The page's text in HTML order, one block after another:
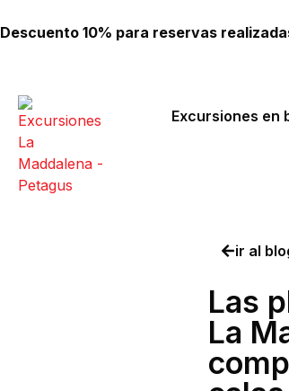
Descuento 10% para reservas
Excursiones en
ir al
Las
La